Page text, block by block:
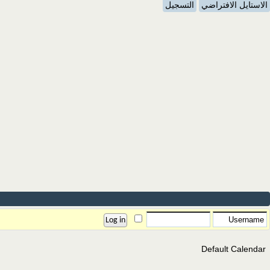
الاستايل الافتراضي
التسجيل
Default Calendar